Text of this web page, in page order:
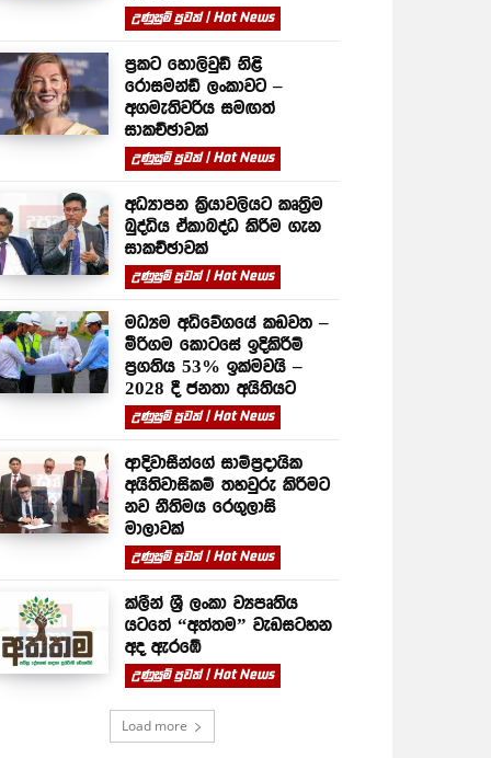
උණුසුම් පුවත් | Hot News
ප්‍රකට හොලිවුඩ් නිළි
රොසමන්ඩ් ලංකාවට –
අගමැතිවරිය සමඟත්
සාකච්ඡාවක්
උණුසුම් පුවත් | Hot News
අධ්‍යාපන ක්‍රියාවලියට කෘත්‍රිම
බුද්ධිය ඒකාබද්ධ කිරීම ගැන
සාකච්ඡාවක්
උණුසුම් පුවත් | Hot News
මධ්‍යම අධිවේගයේ කඩවත –
මීරිගම කොටසේ ඉදිකිරීම්
ප්‍රගතිය 53% ඉක්මවයි –
2028 දී ජනතා අයිතියට
උණුසුම් පුවත් | Hot News
ආදිවාසීන්ගේ සාම්ප්‍රදායික
අයිතිවාසිකම් තහවුරු කිරීමට
නව නීතිමය රෙගුලාසි
මාලාවක්
උණුසුම් පුවත් | Hot News
ක්ලීන් ශ්‍රී ලංකා ව්‍යපෘතිය
යටතේ “අත්තම” වැඩසටහන
අද ඇරඹේ
උණුසුම් පුවත් | Hot News
Load more